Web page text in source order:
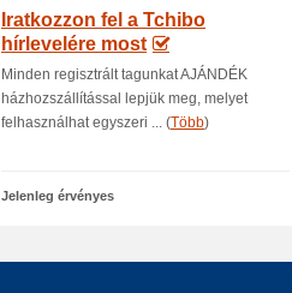
Iratkozzon fel a Tchibo
hírlevelére most
Minden regisztrált tagunkat AJÁNDÉK
házhozszállítással lepjük meg, melyet
felhasználhat egyszeri ... (Több)
Jelenleg érvényes